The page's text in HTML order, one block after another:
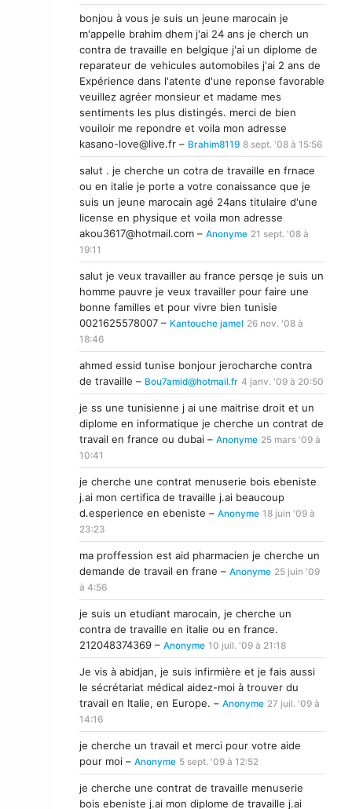
bonjou à vous je suis un jeune marocain je
m'appelle brahim dhem j'ai 24 ans je cherch un
contra de travaille en belgique j'ai un diplome de
reparateur de vehicules automobiles j'ai 2 ans de
Expérience dans l'atente d'une reponse favorable
veuillez agréer monsieur et madame mes
sentiments les plus distingés. merci de bien
vouiloir me repondre et voila mon adresse
kasano-love@live.fr– Brahim8119 8 sept. '08 à 15:56
salut . je cherche un cotra de travaille en frnace
ou en italie je porte a votre conaissance que je
suis un jeune marocain agé 24ans titulaire d'une
license en physique et voila mon adresse
akou3617@hotmail.com– Anonyme 21 sept. '08 à
19:11
salut je veux travailler au france persqe je suis un
homme pauvre je veux travailler pour faire une
bonne familles et pour vivre bien tunisie
0021625578007 – Kantouche jamel 26 nov. '08 à
18:46
ahmed essid tunise bonjour jerocharche contra
de travaille – Bou7amid@hotmail.fr 4 janv. '09 à 20:50
je ss une tunisienne j ai une maitrise droit et un
diplome en informatique je cherche un contrat de
travail en france ou dubai – Anonyme 25 mars '09 à
10:41
je cherche une contrat menuserie bois ebeniste
j.ai mon certifica de travaille j.ai beaucoup
d.esperience en ebeniste – Anonyme 18 juin '09 à
23:23
ma proffession est aid pharmacien je cherche un
demande de travail en frane – Anonyme 25 juin '09
à 4:56
je suis un etudiant marocain, je cherche un
contra de travaille en italie ou en france.
212048374369 – Anonyme 10 juil. '09 à 21:18
Je vis à abidjan, je suis infirmière et je fais aussi
le sécrétariat médical aidez-moi à trouver du
travail en Italie, en Europe. – Anonyme 27 juil. '09 à
14:16
je cherche un travail et merci pour votre aide
pour moi – Anonyme 5 sept. '09 à 12:52
je cherche une contrat de travaille menuserie
bois ebeniste j.ai mon diplome de travaille j.ai